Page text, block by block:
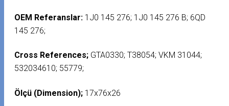
OEM Referanslar: 1J0 145 276; 1J0 145 276 B; 6QD
145 276;
Cross References; GTA0330; T38054; VKM 31044;
532034610; 55779;
Ölçü (Dimension); 17x76x26